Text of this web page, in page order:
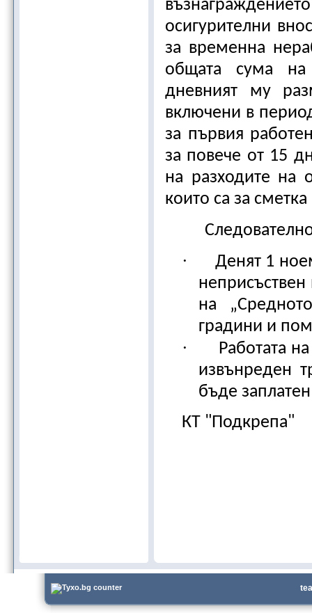
осигурителни
за временна
общата сума на
дневният му
включени в
за първия
за повече от 15
на разходите на
които са за
·
Денят 1
на
градини и
·
Работата
извънреден
бъде
КТ "Подкрепа"